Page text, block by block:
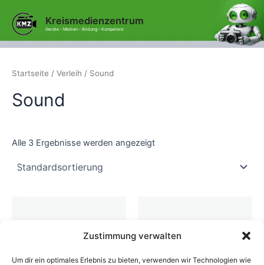
Zustimmung verwalten
Um dir ein optimales Erlebnis zu bieten, verwenden wir Technologien wie
Inhalt
springen
Kreismedienzentrum
Geräte - Medien - Bildung - Kompetenz
Startseite / Verleih / Sound
Sound
Alle 3 Ergebnisse werden angezeigt